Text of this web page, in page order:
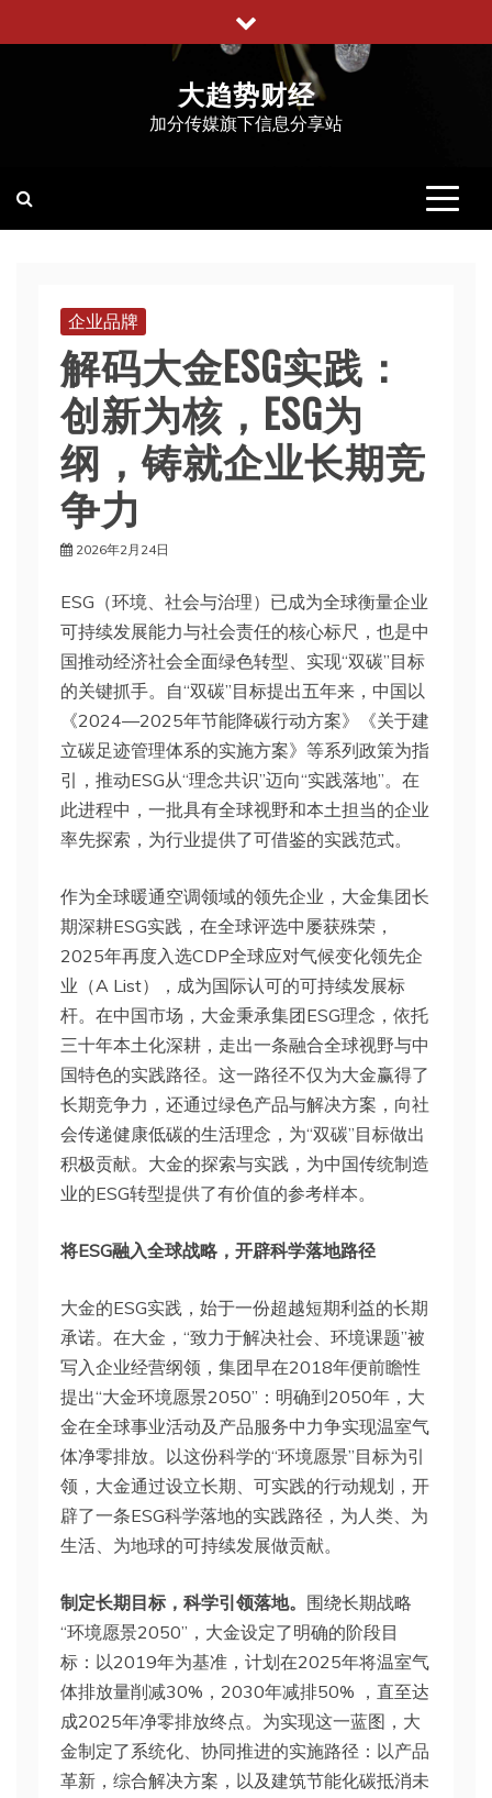
至
大趋势财经
加分传媒旗下信息分享站
企业品牌
解码大金ESG实践：
创新为核，ESG为
纲，铸就企业长期竞
争力
2026年2月24日
ESG（环境、社会与治理）已成为全球衡量企业
可持续发展能力与社会责任的核心标尺，也是中
国推动经济社会全面绿色转型、实现“双碳”目标
的关键抓手。自“双碳”目标提出五年来，中国以
《2024—2025年节能降碳行动方案》《关于建
立碳足迹管理体系的实施方案》等系列政策为指
引，推动ESG从“理念共识”迈向“实践落地”。在
此进程中，一批具有全球视野和本土担当的企业
率先探索，为行业提供了可借鉴的实践范式。
作为全球暖通空调领域的领先企业，大金集团长
期深耕ESG实践，在全球评选中屡获殊荣，
2025年再度入选CDP全球应对气候变化领先企
业（A List），成为国际认可的可持续发展标
杆。在中国市场，大金秉承集团ESG理念，依托
三十年本土化深耕，走出一条融合全球视野与中
国特色的实践路径。这一路径不仅为大金赢得了
长期竞争力，还通过绿色产品与解决方案，向社
会传递健康低碳的生活理念，为“双碳”目标做出
积极贡献。大金的探索与实践，为中国传统制造
业的ESG转型提供了有价值的参考样本。
将ESG融入全球战略，开辟科学落地路径
大金的ESG实践，始于一份超越短期利益的长期
承诺。在大金，“致力于解决社会、环境课题”被
写入企业经营纲领，集团早在2018年便前瞻性
提出“大金环境愿景2050”：明确到2050年，大
金在全球事业活动及产品服务中力争实现温室气
体净零排放。以这份科学的“环境愿景”目标为引
领，大金通过设立长期、可实践的行动规划，开
辟了一条ESG科学落地的实践路径，为人类、为
生活、为地球的可持续发展做贡献。
制定长期目标，科学引领落地。 围绕长期战略
“环境愿景2050”，大金设定了明确的阶段目
标：以2019年为基准，计划在2025年将温室气
体排放量削减30%，2030年减排50% ，直至达
成2025年净零排放终点。为实现这一蓝图，大
金制定了系统化、协同推进的实施路径：以产品
革新，综合解决方案，以及建筑节能化碳抵消未